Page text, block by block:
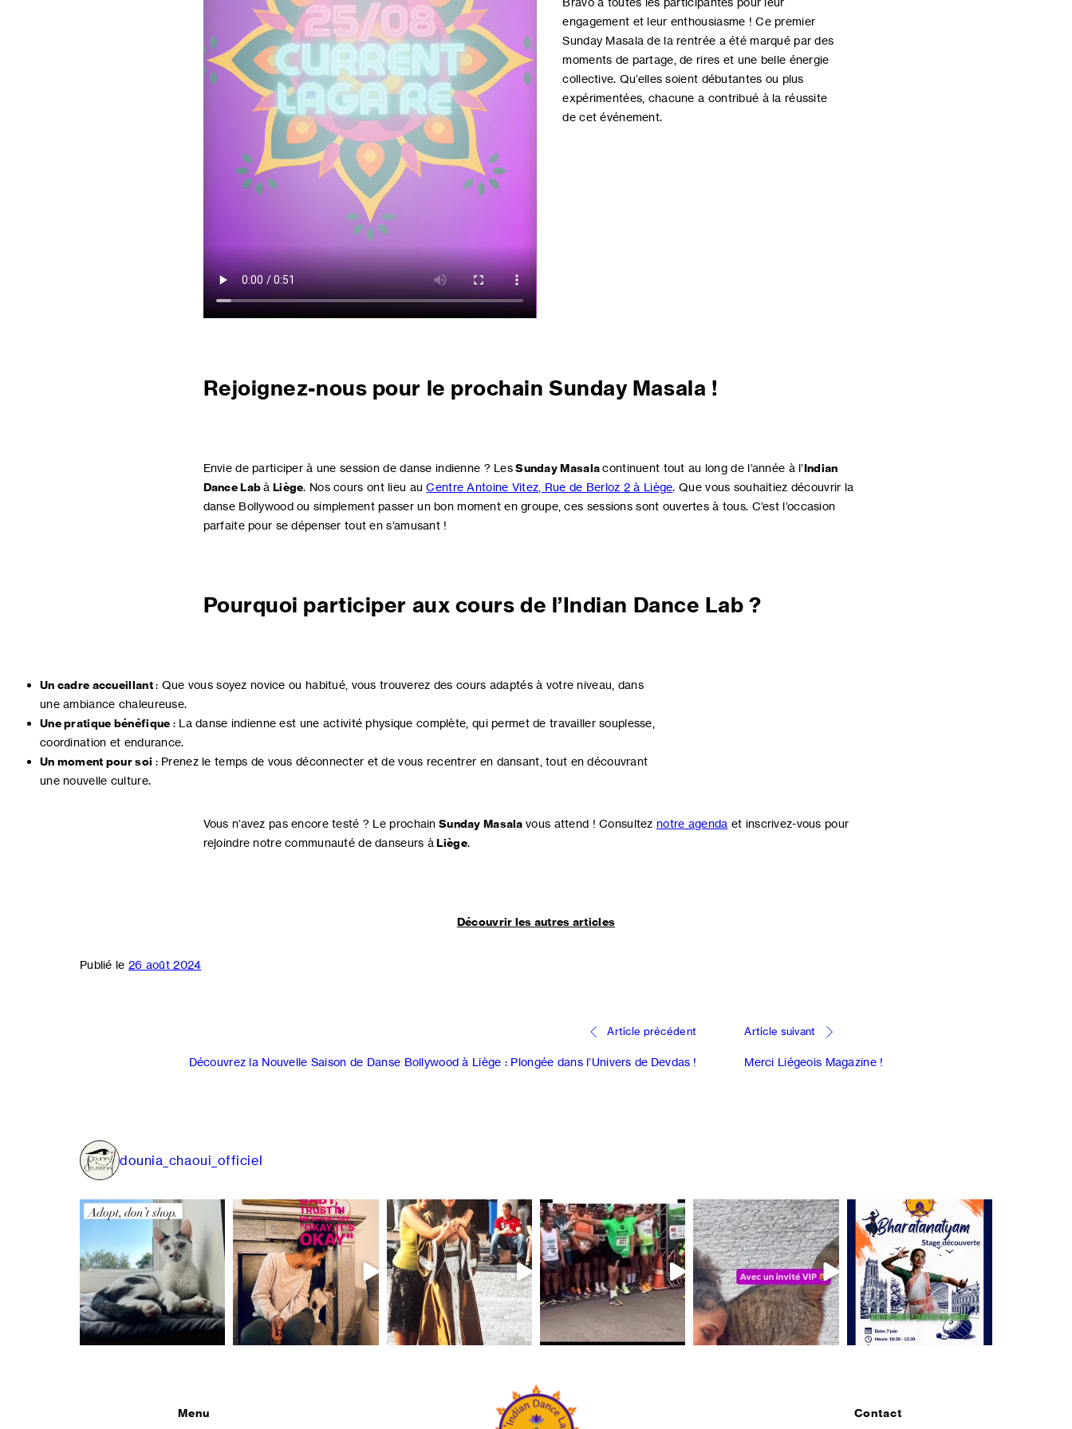
engagement et leur enthousiasme ! Ce premier
Sunday Masala de la rentrée a été marqué par des
moments de partage, de rires et une belle énergie
collective. Qu’elles soient débutantes ou plus
expérimentées, chacune a contribué à la réussite
de cet événement.
Rejoignez-nous pour le prochain Sunday Masala !
Envie de participer à une session de danse indienne ? LesSunday Masalacontinuent tout au long de l’année à l’Indian
Dance Labà Liège. Nos cours ont lieu auCentre Antoine Vitez, Rue de Berloz 2 à Liège. Que vous souhaitiez découvrir la
danse Bollywood ou simplement passer un bon moment en groupe, ces sessions sont ouvertes à tous. C’est l’occasion
parfaite pour se dépenser tout en s’amusant !
Pourquoi participer aux cours de l’Indian Dance Lab ?
Un cadre accueillant: Que vous soyez novice ou habitué, vous trouverez des cours adaptés à votre niveau, dans
une ambiance chaleureuse.
Une pratique bénéfique : La danse indienne est une activité physique complète, qui permet de travailler souplesse,
coordination et endurance.
Un moment pour soi : Prenez le temps de vous déconnecter et de vous recentrer en dansant, tout en découvrant
une nouvelle culture.
Vous n’avez pas encore testé ? Le prochain Sunday Masala vous attend ! Consulteznotre agenda et inscrivez-vous pour
rejoindre notre communauté de danseurs àLiège.
Découvrir les autres articles
Publié le 26 août 2024
Article précédent
Découvrez la Nouvelle Saison de Danse Bollywood à Liège : Plongée dans l’Univers de Devdas !
Article suivant
Merci Liégeois Magazine !
dounia_chaoui_officiel
Menu Contact